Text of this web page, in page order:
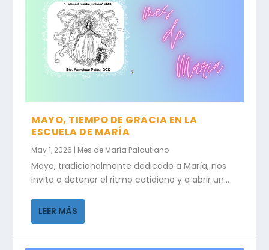
MAYO, TIEMPO DE GRACIA EN LA
ESCUELA DE MARÍA
May 1, 2026 | Mes de María Palautiano
Mayo, tradicionalmente dedicado a María, nos
invita a detener el ritmo cotidiano y a abrir un...
LEER MÁS